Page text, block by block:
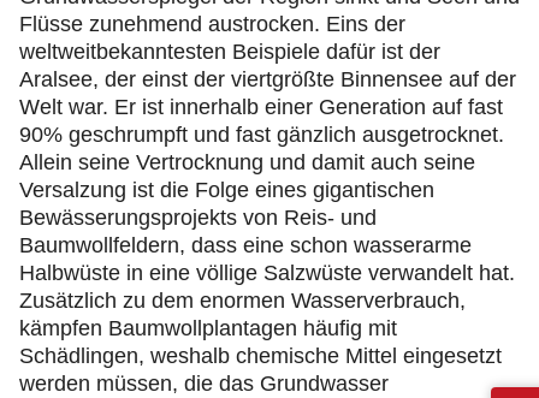
Flüsse zunehmend austrocken. Eins der
weltweitbekanntesten Beispiele dafür ist der
Aralsee, der einst der viertgrößte Binnensee auf der
Welt war. Er ist innerhalb einer Generation auf fast
90% geschrumpft und fast gänzlich ausgetrocknet.
Allein seine Vertrocknung und damit auch seine
Versalzung ist die Folge eines gigantischen
Bewässerungsprojekts von Reis- und
Baumwollfeldern, dass eine schon wasserarme
Halbwüste in eine völlige Salzwüste verwandelt hat.
Zusätzlich zu dem enormen Wasserverbrauch,
kämpfen Baumwollplantagen häufig mit
Schädlingen, weshalb chemische Mittel eingesetzt
werden müssen, die das Grundwasser